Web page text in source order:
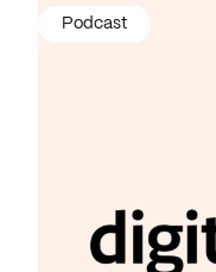
Podcast